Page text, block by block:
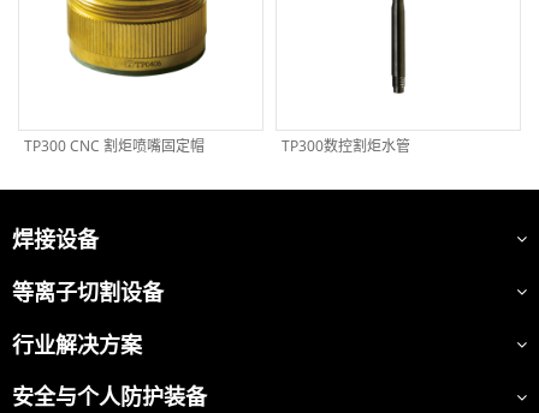
TP300 CNC 割炬喷嘴固定帽 TP300数控割炬水管
焊接设备
等离子切割设备
行业解决方案
安全与个人防护装备